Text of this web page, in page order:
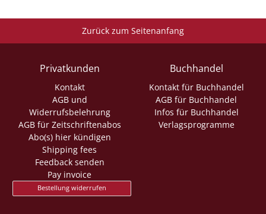
Zurück zum Seitenanfang
Privatkunden
Kontakt
AGB und
Widerrufsbelehrung
AGB für Zeitschriftenabos
Abo(s) hier kündigen
Shipping fees
Feedback senden
Pay invoice
Bestellung widerrufen
Buchhandel
Kontakt für Buchhandel
AGB für Buchhandel
Infos für Buchhandel
Verlagsprogramme